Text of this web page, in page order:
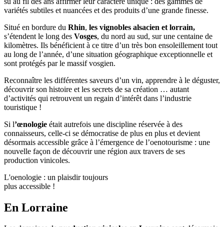
variétés subtiles et nuancées et des produits d’une grande finesse.
Situé en bordure du Rhin, les vignobles alsacien et lorrain,
s’étendent le long des Vosges, du nord au sud, sur une centaine de
kilomètres. Ils bénéficient à ce titre d’un très bon ensoleillement tout
au long de l’année, d’une situation géographique exceptionnelle et
sont protégés par le massif vosgien.
Reconnaître les différentes saveurs d’un vin, apprendre à le déguster,
découvrir son histoire et les secrets de sa création … autant
d’activités qui retrouvent un regain d’intérêt dans l’industrie
touristique !
Si l’œnologie était autrefois une discipline réservée à des
connaisseurs, celle-ci se démocratise de plus en plus et devient
désormais accessible grâce à l’émergence de l’oenotourisme : une
nouvelle façon de découvrir une région aux travers de ses
production vinicoles.
L'oenologie : un plaisdir toujours
plus accessible !
En Lorraine